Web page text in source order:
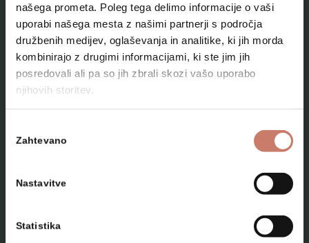
našega prometa. Poleg tega delimo informacije o vaši
uporabi našega mesta z našimi partnerji s področja
družbenih medijev, oglaševanja in analitike, ki jih morda
kombinirajo z drugimi informacijami, ki ste jim jih
posredovali ali pa so jih zbrali skozi vašo uporabo
njihovih storitev.
soglasja
Zahtevano
Nastavitve
Statistika
Aktualno
Kontakt